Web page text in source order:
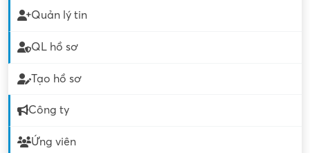
Quản lý tin
QL hồ sơ
Tạo hồ sơ
Công ty
Ứng viên